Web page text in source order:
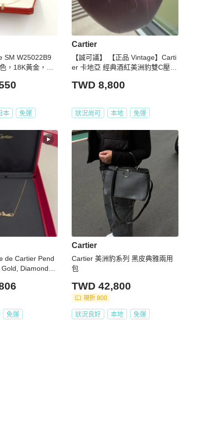
SM W25022B9
，18K黃金，實
本 免運
Cartier
【誠可議】 【正品 Vintage】Carti
er 卡地亞 經典酒紅美洲豹雙C壓印
TWD 8,800
狀況尚可 本地 免運
de Cartier Pend
Diamonds
免運
Cartier
Cartier 美洲豹系列 黑皮典雅兩用
包
TWD 42,800
現折 800
狀況良好 本地 免運